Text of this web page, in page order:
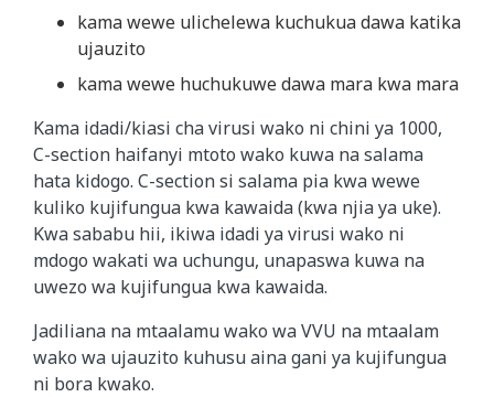
kama wewe ulichelewa kuchukua dawa katika
ujauzito
kama wewe huchukuwe dawa mara kwa mara
Kama idadi/kiasi cha virusi wako ni chini ya 1000,
C-section haifanyi mtoto wako kuwa na salama
hata kidogo. C-section si salama pia kwa wewe
kuliko kujifungua kwa kawaida (kwa njia ya uke).
Kwa sababu hii, ikiwa idadi ya virusi wako ni
mdogo wakati wa uchungu, unapaswa kuwa na
uwezo wa kujifungua kwa kawaida.
Jadiliana na mtaalamu wako wa VVU na mtaalam
wako wa ujauzito kuhusu aina gani ya kujifungua
ni bora kwako.